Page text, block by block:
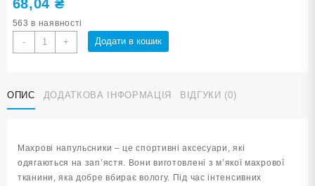
68,04 ₴
563 в наявності
-
Напульсники
спортивні
2HW-
pink
+ Додати в кошик
ОПИС ДОДАТКОВА ІНФОРМАЦІЯ ВІДГУКИ (0)
Махрові напульсники – це спортивні аксесуари, які
одягаються на зап’ястя. Вони виготовлені з м’якої махрової
тканини, яка добре вбирає вологу. Під час інтенсивних